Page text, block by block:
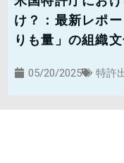
け？：最新レポ
りも量」の組織
05/20/2025 特許